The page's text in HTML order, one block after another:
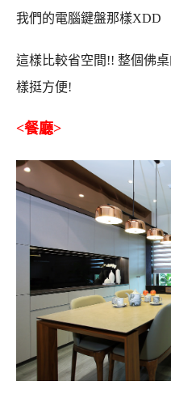
我們的電腦鍵盤那樣XDD
這樣比較省空間!! 整個佛
樣挺方便!
<餐廳>